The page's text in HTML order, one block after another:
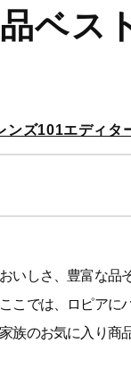
ベス
ンズ101エディタ
いしさ、豊富な品
こでは、ロピアに
族のお気に入り商